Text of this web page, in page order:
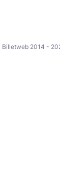
2014 -